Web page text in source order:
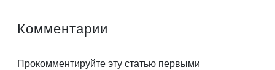
Комментарии
Прокомментируйте эту статью первыми